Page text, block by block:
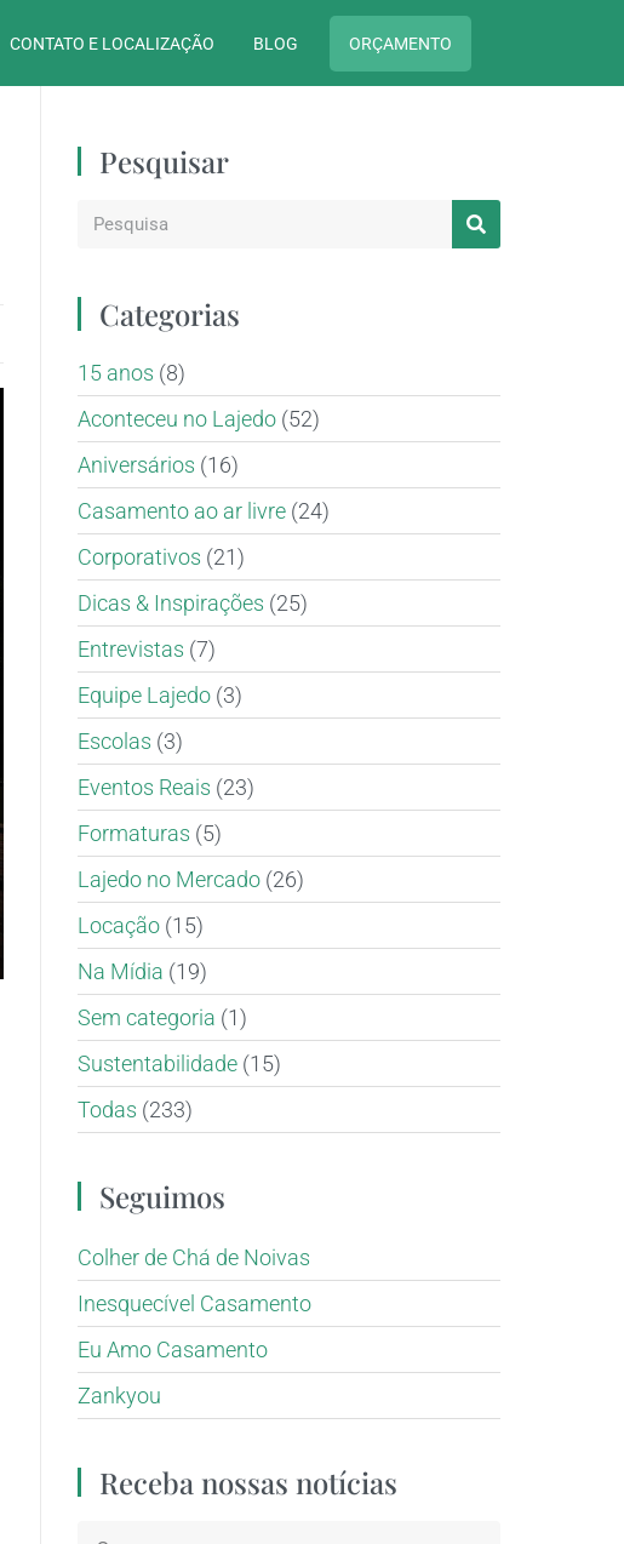
CONTATO E LOCALIZAÇÃO BLOG ORÇAMENTO
Pesquisar
Categorias
15 anos (8)
Aconteceu no Lajedo(52)
Aniversários (16)
Casamento ao ar livre(24)
Corporativos (21)
Dicas & Inspirações (25)
Entrevistas (7)
Equipe Lajedo(3)
Escolas (3)
Eventos Reais (23)
Formaturas (5)
Lajedo no Mercado(26)
Locação(15)
Na Mídia (19)
Sem categoria (1)
Sustentabilidade(15)
Todas (233)
Seguimos
Colher de Chá de Noivas
Inesquecível Casamento
Eu Amo Casamento
Zankyou
Receba nossas notícias